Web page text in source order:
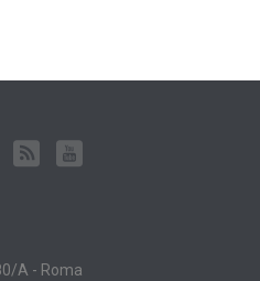
A - Roma